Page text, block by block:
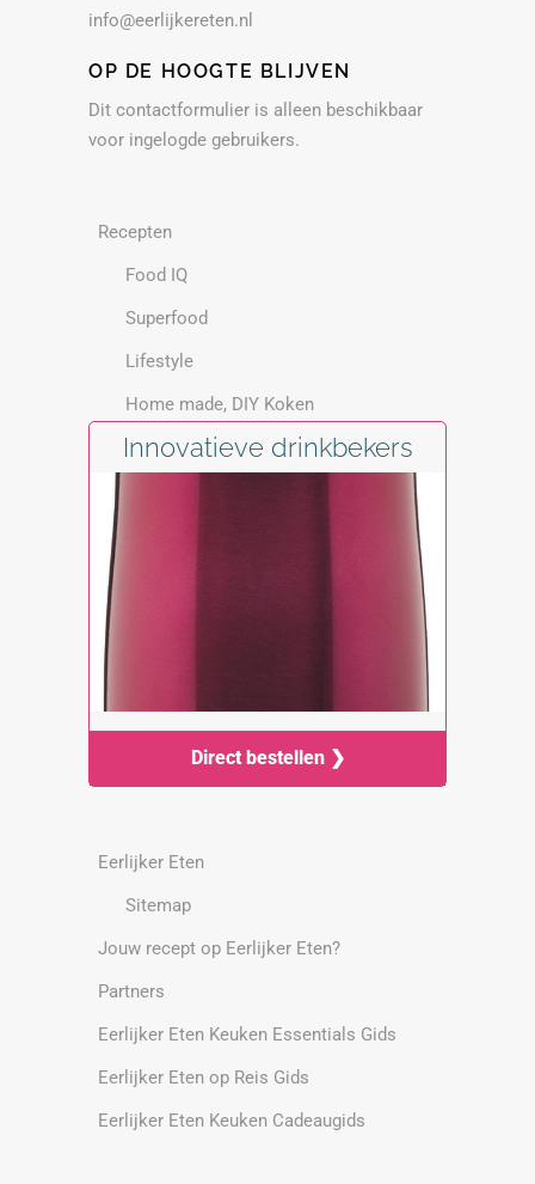
info@eerlijkereten.nl
OP DE HOOGTE BLIJVEN
Dit contactformulier is alleen beschikbaar
voor ingelogde gebruikers.
Recepten
Food IQ
Superfood
Lifestyle
Home made, DIY Koken
Innovatieve drinkbekers
Direct bestellen ❯
Eerlijker Eten
Sitemap
Jouw recept op Eerlijker Eten?
Partners
Eerlijker Eten Keuken Essentials Gids
Eerlijker Eten op Reis Gids
Eerlijker Eten Keuken Cadeaugids